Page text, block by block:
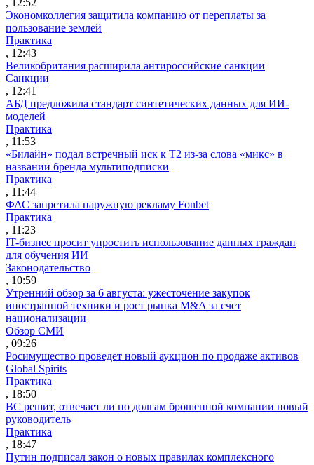
Экономколлегия защитила компанию от переплаты за
пользование землей
Практика
, 12:43
Великобритания расширила антироссийские санкции
Санкции
, 12:41
АБД предложила стандарт синтетических данных для ИИ-
моделей
Практика
, 11:53
«Билайн» подал встречный иск к Т2 из-за слова «микс» в
названии бренда мультиподписки
Практика
, 11:44
ФАС запретила наружную рекламу Fonbet
Практика
, 11:23
IT-бизнес просит упростить использование данных граждан
для обучения ИИ
Законодательство
, 10:59
Утренний обзор за 6 августа: ужесточение закупок
иностранной техники и рост рынка M&A за счет
национализации
Обзор СМИ
, 09:26
Росимущество проведет новый аукцион по продаже активов
Global Spirits
Практика
, 18:50
ВС решит, отвечает ли по долгам брошенной компании новый
руководитель
Практика
, 18:47
Путин подписал закон о новых правилах комплексного